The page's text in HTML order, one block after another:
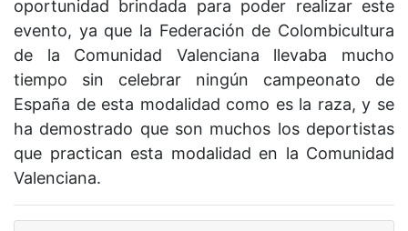
oportunidad brindada para poder realizar este
evento, ya que la Federación de Colombicultura
de la Comunidad Valenciana llevaba mucho
tiempo sin celebrar ningún campeonato de
España de esta modalidad como es la raza, y se
ha demostrado que son muchos los deportistas
que practican esta modalidad en la Comunidad
Valenciana.